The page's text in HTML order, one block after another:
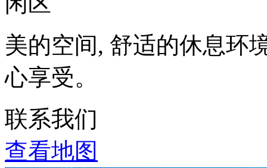
美的空间, 舒适的休息环
心享受。
联系我们
查看地图